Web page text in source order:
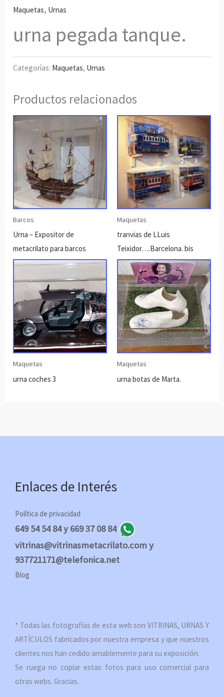
Maquetas, Urnas
urna pegada tanque.
Categorías: Maquetas, Urnas
Productos relacionados
Barcos
Urna – Expositor de
metacrilato para barcos
Maquetas
tranvias de LLuis
Teixidor….Barcelona. bis
Maquetas
urna coches 3
Maquetas
urna botas de Marta.
Enlaces de Interés
Política de privacidad
649 54 54 84 y 669 37 08 84
vitrinas@vitrinasmetacrilato.com y
937721171@telefonica.net
Blog
* Todas las fotografías de esta web son VITRINAS, URNAS Y
ARTÍCULOS fabricados por nuestra empresa y que nuestros
clientes nos han cedido amablemente para su exposición.
Se ruega no copiar estas fotos para uso comercial para
otras webs. Gracias.